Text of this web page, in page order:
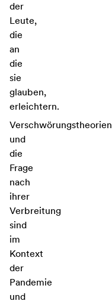
der
Leute,
die
an
die
sie
glauben,
erleichtern.
Verschwörungstheorien
und
die
Frage
nach
ihrer
Verbreitung
sind
im
Kontext
der
Pandemie
und